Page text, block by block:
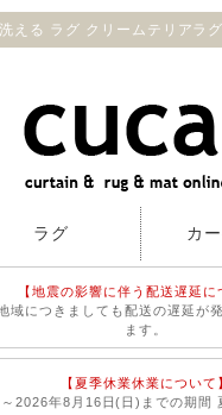
洗える ラグ クリームテリア
ラグ カ
【地震の影響に伴う配送遅延に
につきましても配送の遅延
ます。
【夏季休業休業について
2026年8月16日(日)までの期間